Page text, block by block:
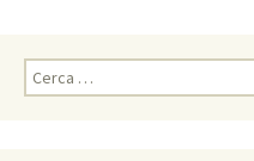
articolo
Ricerca
per: